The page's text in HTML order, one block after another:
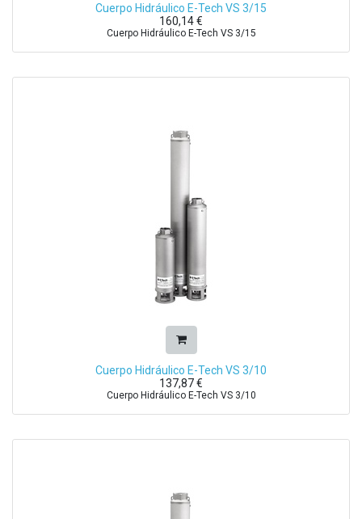
Cuerpo Hidráulico E-Tech VS 3/15
160,14€
Cuerpo Hidráulico E-Tech VS 3/15
Cuerpo Hidráulico E-Tech VS 3/10
137,87€
Cuerpo Hidráulico E-Tech VS 3/10